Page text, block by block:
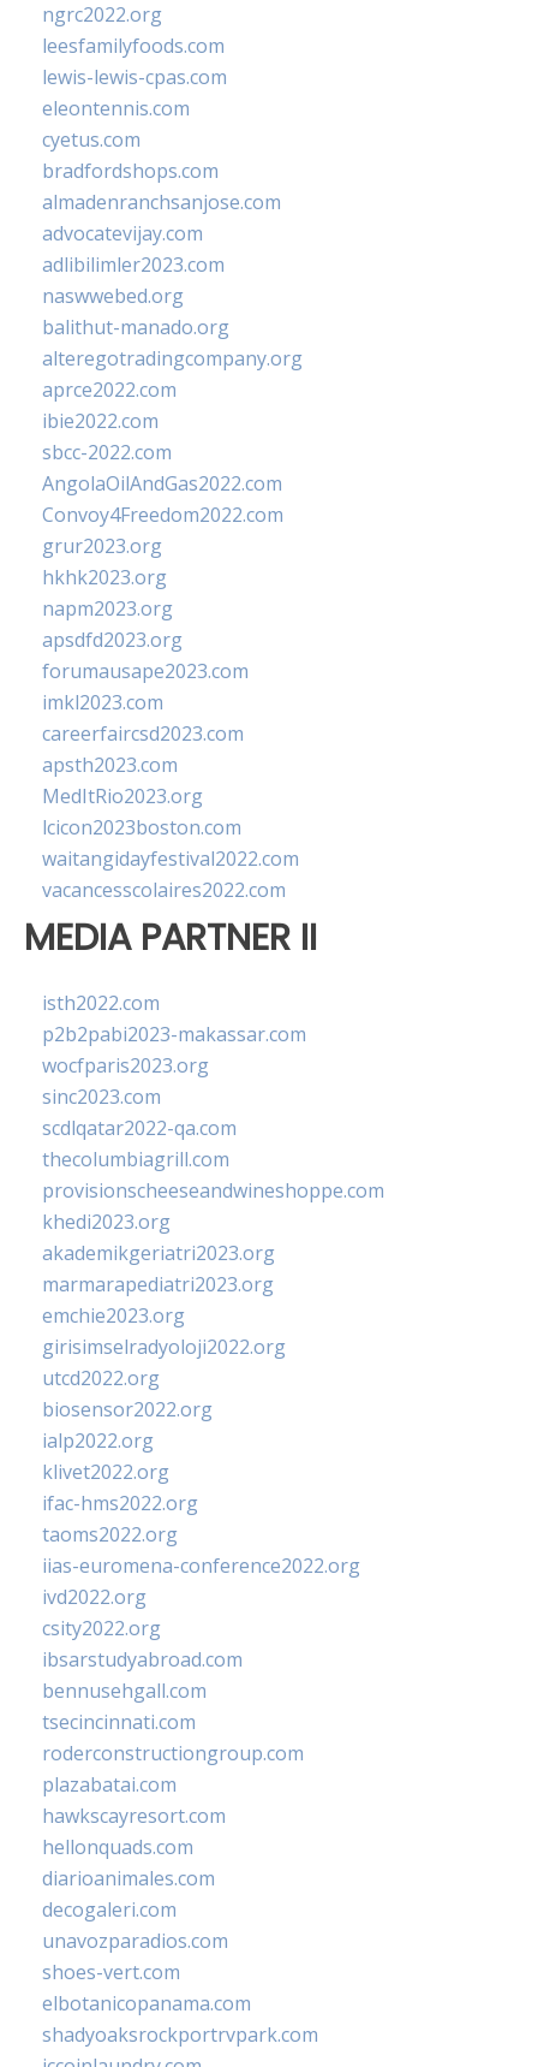
ngrc2022.org
leesfamilyfoods.com
lewis-lewis-cpas.com
eleontennis.com
cyetus.com
bradfordshops.com
almadenranchsanjose.com
advocatevijay.com
adlibilimler2023.com
naswwebed.org
balithut-manado.org
alteregotradingcompany.org
aprce2022.com
ibie2022.com
sbcc-2022.com
AngolaOilAndGas2022.com
Convoy4Freedom2022.com
grur2023.org
hkhk2023.org
napm2023.org
apsdfd2023.org
forumausape2023.com
imkl2023.com
careerfaircsd2023.com
apsth2023.com
MedItRio2023.org
lcicon2023boston.com
waitangidayfestival2022.com
vacancesscolaires2022.com
MEDIA PARTNER II
isth2022.com
p2b2pabi2023-makassar.com
wocfparis2023.org
sinc2023.com
scdlqatar2022-qa.com
thecolumbiagrill.com
provisionscheeseandwineshoppe.com
khedi2023.org
akademikgeriatri2023.org
marmarapediatri2023.org
emchie2023.org
girisimselradyoloji2022.org
utcd2022.org
biosensor2022.org
ialp2022.org
klivet2022.org
ifac-hms2022.org
taoms2022.org
iias-euromena-conference2022.org
ivd2022.org
csity2022.org
ibsarstudyabroad.com
bennusehgall.com
tsecincinnati.com
roderconstructiongroup.com
plazabatai.com
hawkscayresort.com
hellonquads.com
diarioanimales.com
decogaleri.com
unavozparadios.com
shoes-vert.com
elbotanicopanama.com
shadyoaksrockportrvpark.com